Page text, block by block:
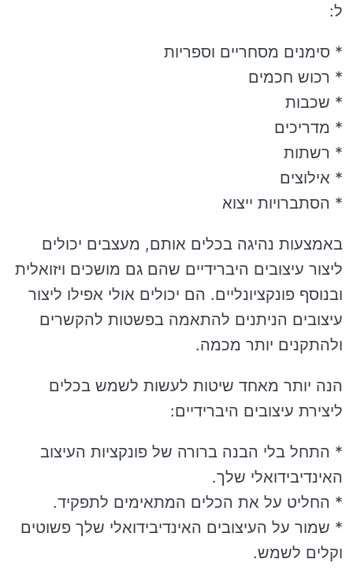
ל:
* סימנים מסחריים וספריות
* רכוש חכמים
* שכבות
* מדריכים
* רשתות
* אילוצים
* הסתברויות ייצוא
באמצעות נהיגה בכלים אותם, מעצבים יכולים
ליצור עיצובים היברידיים שהם גם מושכים ויזואלית
ובנוסף פונקציונליים. הם יכולים אולי אפילו ליצור
עיצובים הניתנים להתאמה בפשטות להקשרים
ולהתקנים יותר מכמה.
הנה יותר מאחד שיטות לעשות לשמש בכלים
ליצירת עיצובים היברידיים:
* התחל בלי הבנה ברורה של פונקציות העיצוב
האינדיבידואלי שלך.
* החליט על את הכלים המתאימים לתפקיד.
* שמור על העיצובים האינדיבידואלי שלך פשוטים
וקלים לשמש.